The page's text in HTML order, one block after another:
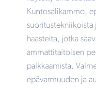
Kuntosalikammo,
suoritustekniikoista
haasteita, jotka
ammattitaitoisen
palkkaamista.
epävarmuuden ja